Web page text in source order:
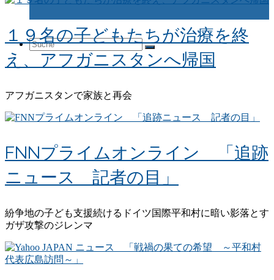
Suche
nach:
１９名の子どもたちが治療を終
え、アフガニスタンへ帰国
アフガニスタンで家族と再会
FNNプライムオンライン 「追跡
ニュース 記者の目」
紛争地の子ども支援続けるドイツ国際平和村に暗い影落とす
ガザ攻撃のジレンマ